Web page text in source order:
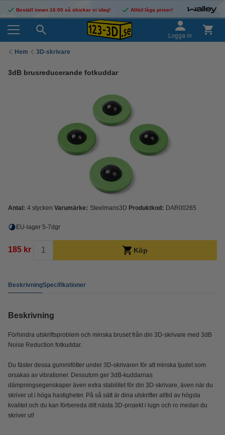
Beställ innan 16:00 så skickar vi idag! Alltid låga priser!
Logga in
Hem 3D-skrivare
3dB brusreducerande fotkuddar
Antal: 4 stycken Varumärke: Steelmans3D Produktkod: DAR00265
EU-lager 5-7dgr
185 kr Köp
BeskrivningSpecifikationer
Beskrivning
Förhindra utskriftsproblem och minska bruset från din 3D-skrivare med 3dB
Noise Reduction fotkuddar.
Du fäster dessa gummifötter under 3D-skrivaren för att minska ljudet som
orsakas av vibrationer. Dessutom ger 3dB-kuddarnas
dämpningsegenskaper även extra stabilitet för din 3D-skrivare, även när du
skriver ut i höga hastigheter. På så sätt är dina utskrifter alltid av högsta
kvalitet och du kan förbereda ditt nästa 3D-projekt i lugn och ro medan du
skriver ut!